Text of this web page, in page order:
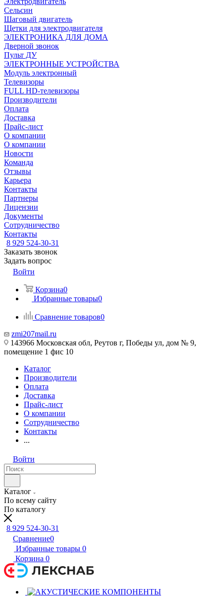
Сельсин
Шаговый двигатель
Щетки для электродвигателя
ЭЛЕКТРОНИКА ДЛЯ ДОМА
Дверной звонок
Пульт ДУ
ЭЛЕКТРОННЫЕ УСТРОЙСТВА
Модуль электронный
Телевизоры
FULL HD-телевизоры
Производители
Оплата
Доставка
Прайс-лист
О компании
О компании
Новости
Команда
Отзывы
Карьера
Контакты
Партнеры
Лицензии
Документы
Сотрудничество
Контакты
8 929 524-30-31
Заказать звонок
Задать вопрос
Войти
Корзина0
Избранные товары0
Сравнение товаров0
zmi207mail.ru
143966 Московская обл, Реутов г, Победы ул, дом № 9,
помещение 1 фис 10
Каталог
Производители
Оплата
Доставка
Прайс-лист
О компании
Сотрудничество
Контакты
...
Войти
Каталог
По всему сайту
По каталогу
8 929 524-30-31
Сравнение0
Избранные товары 0
Корзина 0